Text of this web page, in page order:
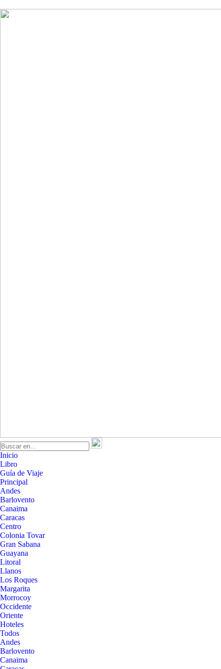
Inicio
Libro
Guía de Viaje
Principal
Andes
Barlovento
Canaima
Caracas
Centro
Colonia Tovar
Gran Sabana
Guayana
Litoral
Llanos
Los Roques
Margarita
Morrocoy
Occidente
Oriente
Hoteles
Todos
Andes
Barlovento
Canaima